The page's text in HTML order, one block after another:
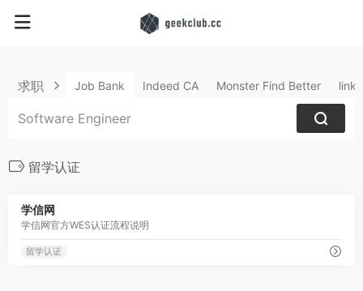
求职 Job Bank Indeed CA Monster Find Better
留学认证
学信网
学信网官方WES认证流程说明
留学认证